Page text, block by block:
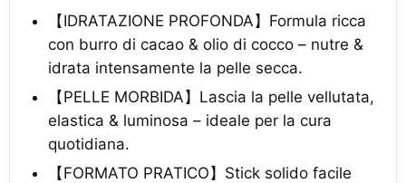
【IDRATAZIONE PROFONDA】Formula ricca
con burro di cacao & olio di cocco – nutre &
idrata intensamente la pelle secca.
【PELLE MORBIDA】Lascia la pelle vellutata,
elastica & luminosa – ideale per la cura
quotidiana.
【FORMATO PRATICO】Stick solido facile